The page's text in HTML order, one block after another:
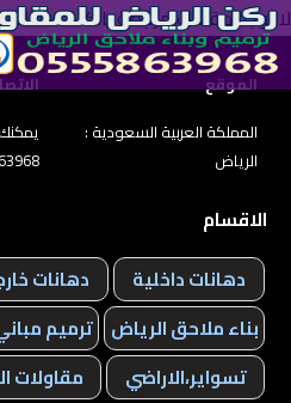
لا توجد مقالات مرتبطة بالكلمة
الموقع
المملكة العربية السعودية :
الرياض
الاقسام
دهانات داخلية
دهانات
بناء ملاحق الرياض ترميم
تسواير،الاراضي
مقاولات